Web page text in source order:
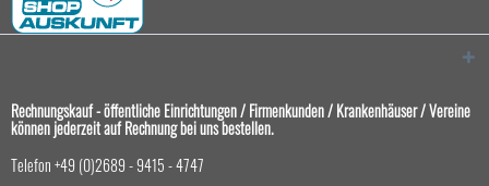
Rechnungskauf - öffentliche Einrichtungen / Firmenkunden / Krankenhäuser / Vereine
können jederzeit auf Rechnung bei uns bestellen.
Telefon +49 (0)2689 - 9415 - 4747